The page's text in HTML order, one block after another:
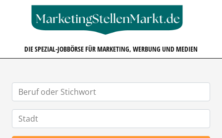
DIE SPEZIAL-JOBBÖRSE FÜR MARKETING, WERBUNG UND MEDIEN